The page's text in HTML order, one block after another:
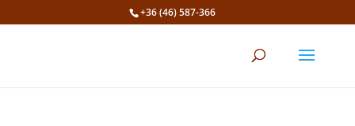
+36 (46) 587-366